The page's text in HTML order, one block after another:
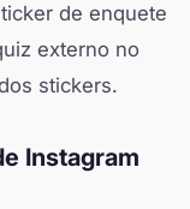
de enquete
externo no
stickers.
Instagram